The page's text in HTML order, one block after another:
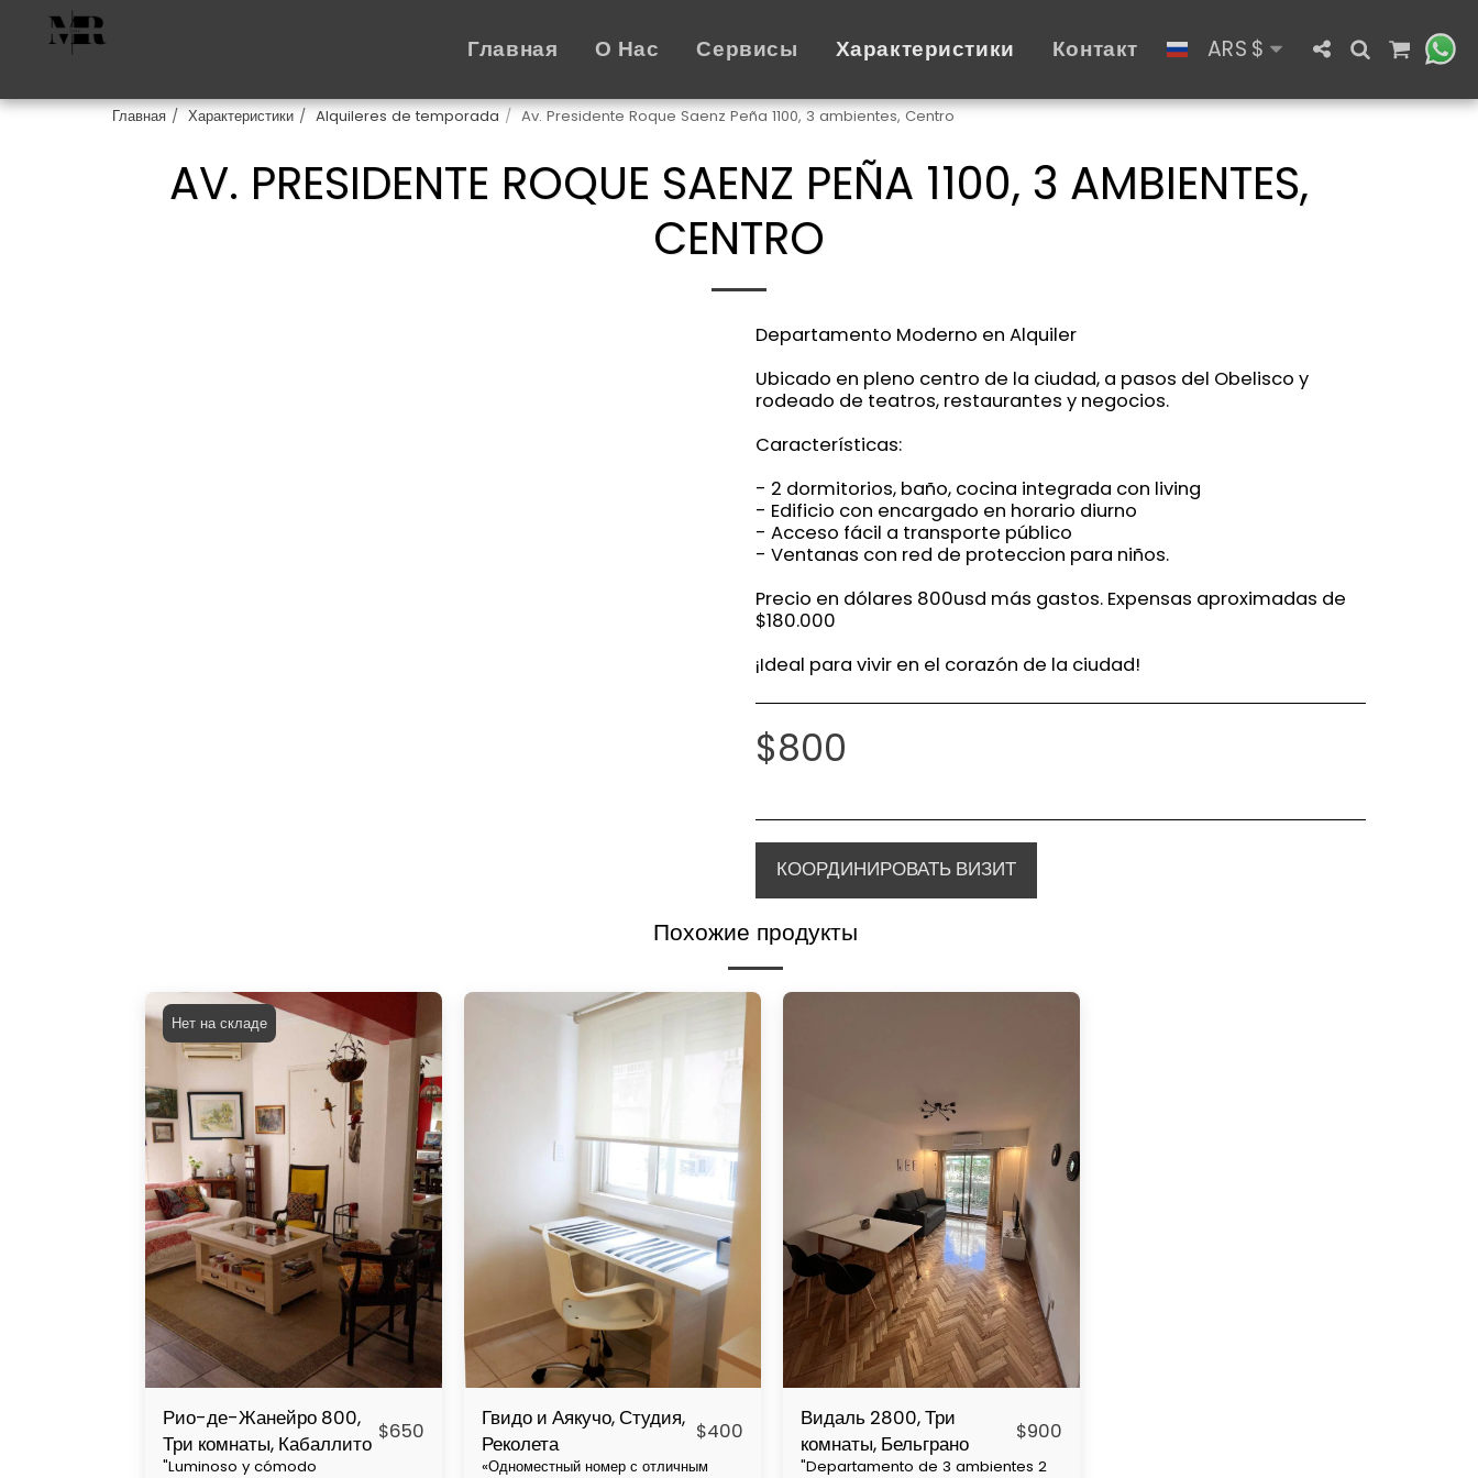
Главная О Нас Сервисы Характеристики Контакт ARS $
Главная Характеристики Alquileres de temporada Av. Presidente Roque Saenz Peña 1100, 3 ambientes, Centro
AV. PRESIDENTE ROQUE SAENZ PEÑA 1100, 3 AMBIENTES,
CENTRO
Departamento Moderno en Alquiler
Ubicado en pleno centro de la ciudad, a pasos del Obelisco y
rodeado de teatros, restaurantes y negocios.
Características:
- 2 dormitorios, baño, cocina integrada con living
- Edificio con encargado en horario diurno
- Acceso fácil a transporte público
- Ventanas con red de proteccion para niños.
Precio en dólares 800usd más gastos. Expensas aproximadas de
$180.000
¡Ideal para vivir en el corazón de la ciudad!
$800
КООРДИНИРОВАТЬ ВИЗИТ
Похожие продукты
Нет на складе
Рио-де-Жанейро 800,
Три комнаты, Кабаллито $650
"Luminoso y cómodo
Гвидо и Аякучо, Студия,
Реколета
$400
«Одноместный номер с отличным
Видаль 2800, Три
комнаты, Бельграно
$900
"Departamento de 3 ambientes 2